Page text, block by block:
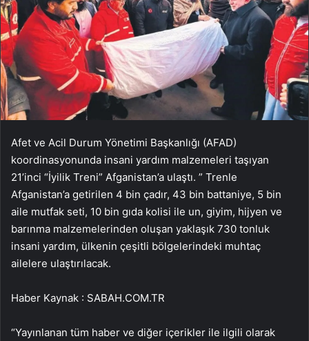
Afet ve Acil Durum Yönetimi Başkanlığı (AFAD)
koordinasyonunda insani yardım malzemeleri taşıyan
21’inci “İyilik Treni” Afganistan’a ulaştı. ” Trenle
Afganistan’a getirilen 4 bin çadır, 43 bin battaniye, 5 bin
aile mutfak seti, 10 bin gıda kolisi ile un, giyim, hijyen ve
barınma malzemelerinden oluşan yaklaşık 730 tonluk
insani yardım, ülkenin çeşitli bölgelerindeki muhtaç
ailelere ulaştırılacak.
Haber Kaynak : SABAH.COM.TR
“Yayınlanan tüm haber ve diğer içerikler ile ilgili olarak